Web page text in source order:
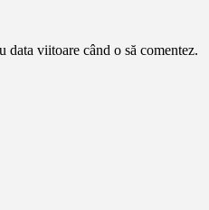
data viitoare când o să comentez.